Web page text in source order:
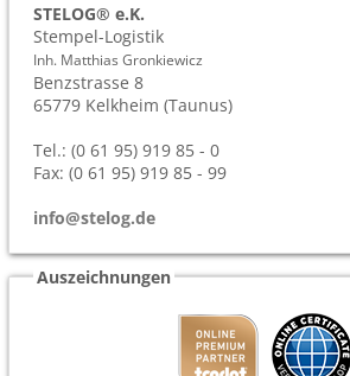
STELOG® e.K.
Stempel-Logistik
Inh. Matthias Gronkiewicz
Benzstrasse 8
65779 Kelkheim (Taunus)
Tel.: (0 61 95) 919 85 - 0
Fax: (0 61 95) 919 85 - 99
info@stelog.de
Auszeichnungen